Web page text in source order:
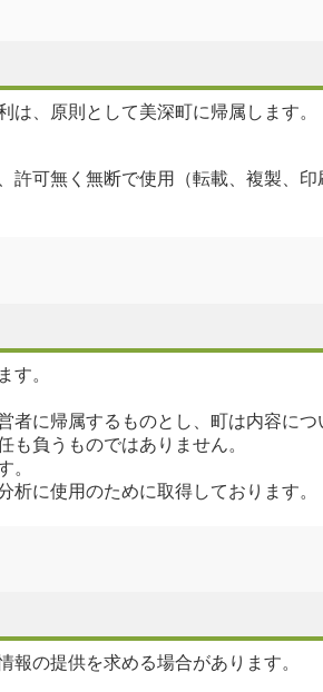
、原則として美深町に帰属します。
許可無く無断で使用（転載、複製、
す。
に帰属するものとし、町は内容につ
負うものではありません。
。
に使用のために取得しております。
の提供を求める場合があります。